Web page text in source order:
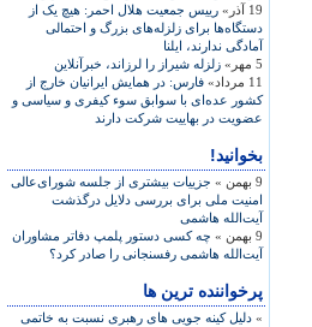
19 آذر»
رييس جمعيت هلال احمر: هيچ يک از
دستگاه‌ها برای زلزله‌های بزرگ و احتمالی
آمادگی ندارند، ايلنا
5 مهر»
زلزله شیراز را لرزاند، خبرآنلاین
11 مرداد»
فارس: در همايش ايرانيان خارج از
کشور عده‌ای ‌با سوابق سوء کيفری و سياسی و
عضويت در ‌بهاييت شرکت دارند
بخوانید!
9 بهمن »
جزییات بیشتری از جلسه شورای‌عالی
امنیت ملی برای بررسی دلایل درگذشت
آیت‌الله هاشمی
9 بهمن »
چه کسی دستور پلمپ دفاتر مشاوران
آیت‌الله هاشمی رفسنجانی را صادر کرد؟
پرخواننده ترین ها
» دلیل کینه جویی های رهبری نسبت به خاتمی